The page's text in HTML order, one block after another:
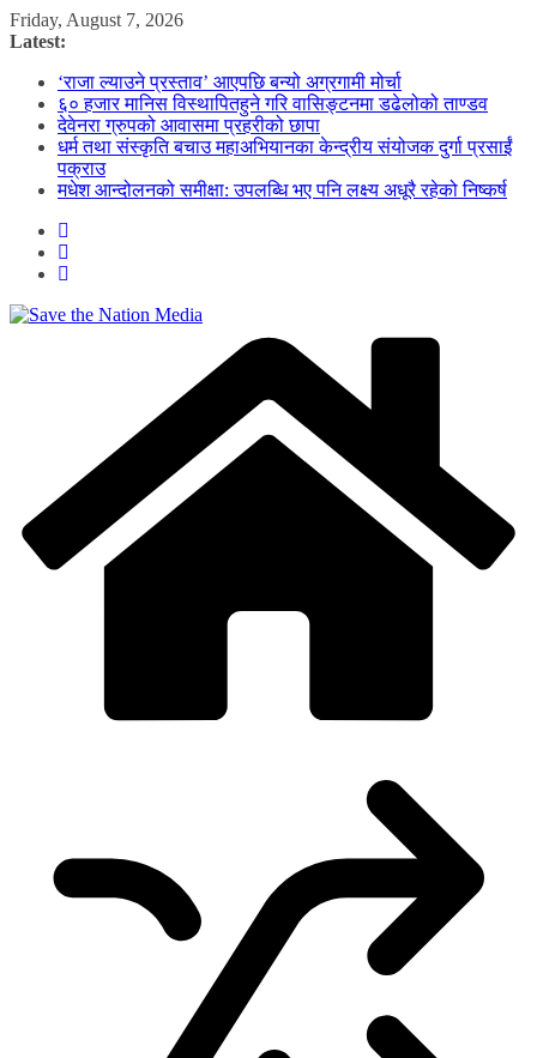
Skip
to
Friday, August 7, 2026
Latest:
‘राजा ल्याउने प्रस्ताव’ आएपछि बन्यो अग्रगामी मोर्चा
६० हजार मानिस विस्थापितहुने गरि वासिङ्टनमा डढेलोको ताण्डव
देवेनरा ग्रुपको आवासमा प्रहरीको छापा
धर्म तथा संस्कृति बचाउ महाअभियानका केन्द्रीय संयोजक दुर्गा प्रसाईं
पक्राउ
मधेश आन्दोलनको समीक्षा: उपलब्धि भए पनि लक्ष्य अधूरै रहेको निष्कर्ष